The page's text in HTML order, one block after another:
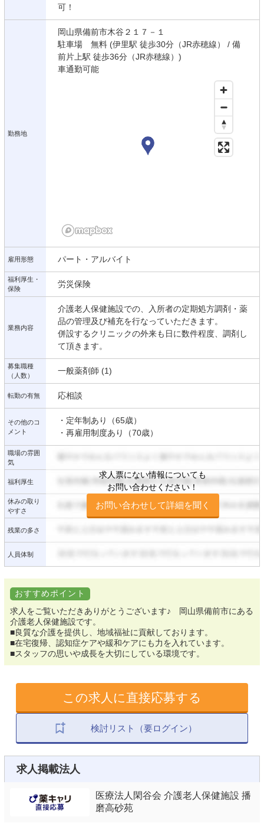
可！
勤務地
岡山県備前市木谷２１７－１
駐車場 無料 (伊里駅 徒歩30分（JR赤穂線） / 備
前片上駅 徒歩36分（JR赤穂線）)
車通勤可能
雇用形態 パート・アルバイト
福利厚生・
保険
労災保険
業務内容
介護老人保健施設での、入所者の定期処方調剤・薬
品の管理及び補充を行なっていただきます。
併設するクリニックの外来も日に数件程度、調剤し
て頂きます。
募集職種
（人数）
一般薬剤師 (1)
転勤の有無 応相談
その他のコ
メント
・定年制あり（65歳）
・再雇用制度あり（70歳）
職場の雰囲
気
求人票にない情報についても
お問い合わせください！
お問い合わせして詳細を聞く
福利厚生
休みの取り
やすさ
残業の多さ
人員体制
おすすめポイント
求人をご覧いただきありがとうございます♪ 岡山県備前市にある
介護老人保健施設です。
■良質な介護を提供し、地域福祉に貢献しております。
■在宅復帰、認知症ケアや緩和ケアにも力を入れています。
■スタッフの思いや成長を大切にしている環境です。
検討リスト（要ログイン）
この求人に直接応募する
求人掲載法人
医療法人閑谷会 介護老人保健施設 播
磨高砂苑